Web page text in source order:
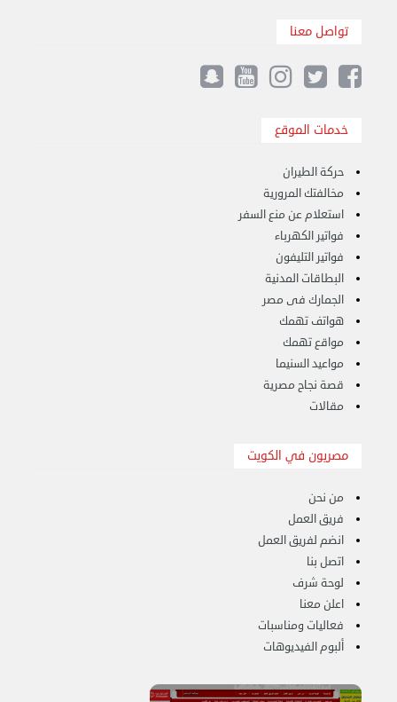
الأربعاء 28 أغسطس 2024 12:25 م
نقل عفش الكويت 50636444 فك وتركيب ايكيا محلي ...
الإثنين 26 أغسطس 2024 11:31 ص
هاف لوري قط أغراض واثاث للمحرقة 65007374 في ...
تواصل معنا
خدمات الموقع
حركة الطيران
مخالفتك المرورية
استعلام عن منع السفر
فواتير الكهرباء
فواتير التليفون
البطاقات المدنية
الجمارك فى مصر
هواتف تهمك
مواقع تهمك
مواعيد السنيما
قصة نجاح مصرية
مقالات
مصريون في الكويت
من نحن
فريق العمل
انضم لفريق العمل
اتصل بنا
لوحة شرف
اعلن معنا
فعاليات ومناسبات
ألبوم الفيديوهات